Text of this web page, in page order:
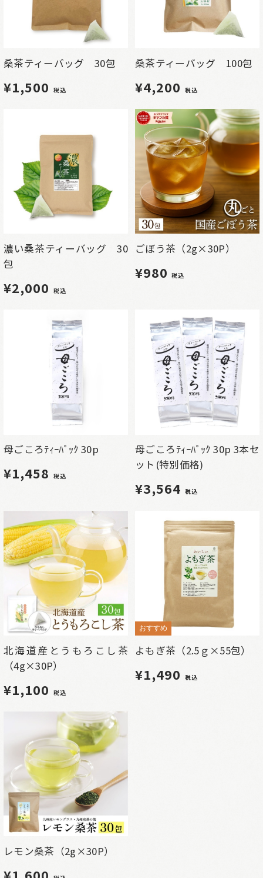
桑茶ティーバッグ 30包
¥1,500 税込
桑茶ティーバッグ 100包
¥4,200 税込
濃い桑茶ティーバッグ 30
包
¥2,000 税込
ごぼう茶（2g×30P）
¥980税込
母ごころﾃｨｰﾊﾟｯｸ 30p
¥1,458 税込
母ごころﾃｨｰﾊﾟｯｸ 30p 3本セ
ット(特別価格)
¥3,564 税込
北海道産とうもろこし茶
（4g×30P）
¥1,100 税込
おすすめ
よもぎ茶（2.5ｇ×55包）
¥1,490 税込
レモン桑茶（2g×30P）